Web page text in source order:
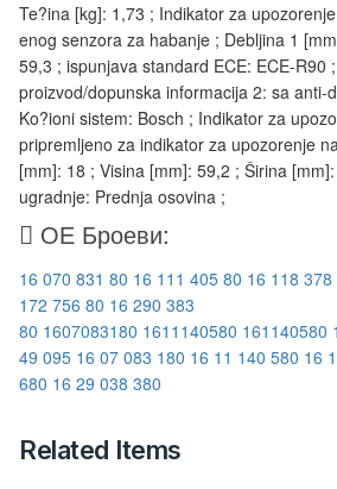
Te?ina [kg]: 1,73 ; Indikator za
enog senzora za habanje ; Debljina 1
59,3 ; ispunjava standard ECE: ECE-R90
proizvod/dopunska informacija 2: sa anti-
Ko?ioni sistem: Bosch ; Indikator za
pripremljeno za indikator za upozorenje
[mm]: 18 ; Visina [mm]: 59,2 ; Širina
ugradnje: Prednja osovina ;
ОЕ Броеви:
16 070 831 80 16 111 405 80 16 118 378
172 756 80 16 290 383
80 1607083180 1611140580 161140580
49 095 16 07 083 180 16 11 140 580 16
680 16 29 038 380
Related Items